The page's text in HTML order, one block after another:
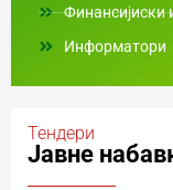
Финансијиски
Информатори
Тендери
Јавне